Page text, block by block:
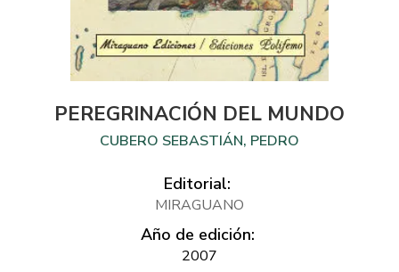
PEREGRINACIÓN DEL MUNDO
CUBERO SEBASTIÁN, PEDRO
Editorial:
MIRAGUANO
Año de edición:
2007